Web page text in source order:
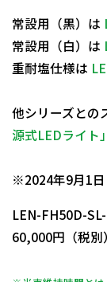
常設用（黒）は
常設用（白）は
重耐塩仕様は
他シリーズとの
源式LEDライト」
※2024年9月1日
LEN-FH50D-
60,000円（税別）